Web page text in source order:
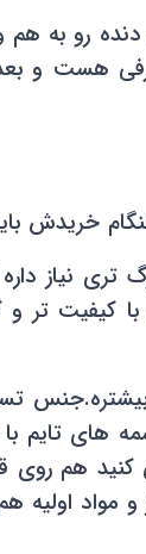
رو
هست و
کیفیت
های
هم روی